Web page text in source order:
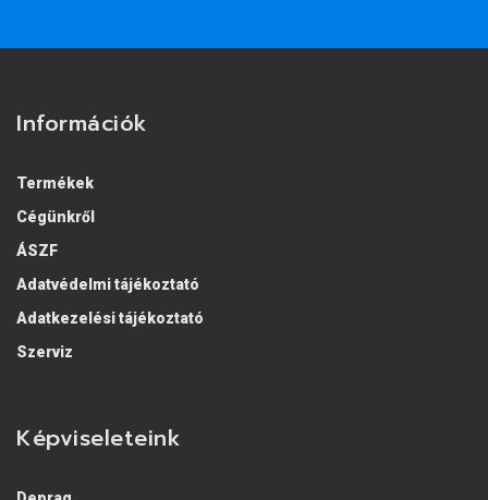
Információk
Termékek
Cégünkről
ÁSZF
Adatvédelmi tájékoztató
Adatkezelési tájékoztató
Szerviz
Képviseleteink